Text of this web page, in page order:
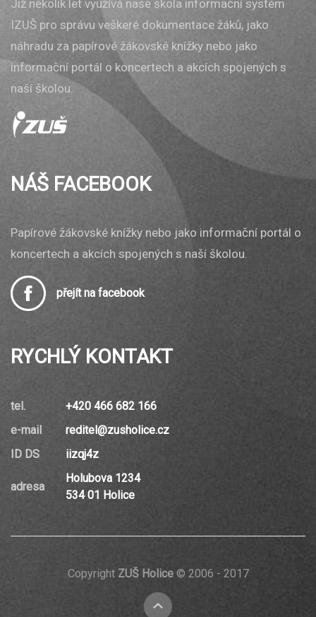
Již několik let využívá naše škola informační systém
IZUŠ pro správu veškeré dokumentace žáků, jako
náhradu za papírové žákovské knížky nebo jako
informační portál o koncertech a akcích spojených s
naší školou.
NÁŠ FACEBOOK
Papírové žákovské knížky nebo jako informační portál o
koncertech a akcích spojených s naší školou.
přejít na facebook
RYCHLÝ KONTAKT
tel.
+420 466 682 166
e-mail
reditel@zusholice.cz
ID DS
iizqj4z
adresa
Holubova 1234
534 01 Holice
Copyright ZUŠ Holice© 2006 - 2017
nahoru